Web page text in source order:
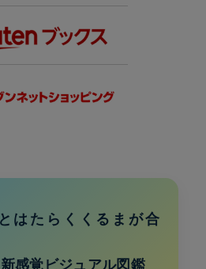
はたらくくるまが合
感覚ビジュアル図鑑